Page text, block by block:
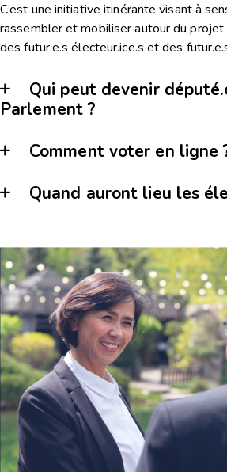
C’est une initiative itinérante visant à
rassembler et mobiliser autour du
des futur.e.s électeur.ice.s et des
Qui peut devenir
Parlement ?
Comment voter en ligne
Quand auront lieu les